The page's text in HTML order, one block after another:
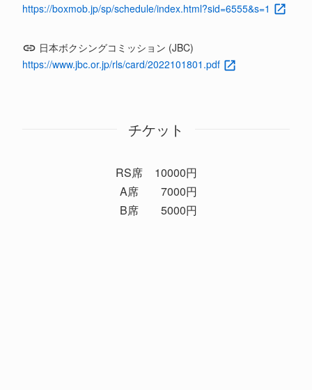
https://boxmob.jp/sp/schedule/index.html?sid=6555&s=1
日本ボクシングコミッション (JBC)
https://www.jbc.or.jp/rls/card/2022101801.pdf
チケット
RS席
10000円
A席
7000円
B席
5000円